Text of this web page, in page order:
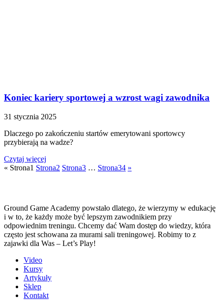
Koniec kariery sportowej a wzrost wagi zawodnika
31 stycznia 2025
Dlaczego po zakończeniu startów emerytowani sportowcy
przybierają na wadze?
Czytaj więcej
« Strona1 Strona2 Strona3 … Strona34 »
Ground Game Academy powstało dlatego, że wierzymy w edukację
i w to, że każdy może być lepszym zawodnikiem przy
odpowiednim treningu. Chcemy dać Wam dostęp do wiedzy, która
często jest schowana za murami sali treningowej. Robimy to z
zajawki dla Was – Let’s Play!
Video
Kursy
Artykuły
Sklep
Kontakt